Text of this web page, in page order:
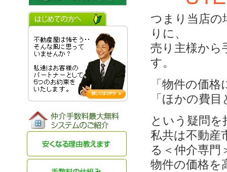
つまり当店の
りに、
売り主様から
す。
「物件の価
「ほかの費
という疑問
私共は不動産
る＜仲介専門
物件の価格を